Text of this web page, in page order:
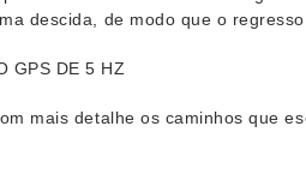
descida, de modo que o
GPS DE 5 HZ
mais detalhe os caminhos que